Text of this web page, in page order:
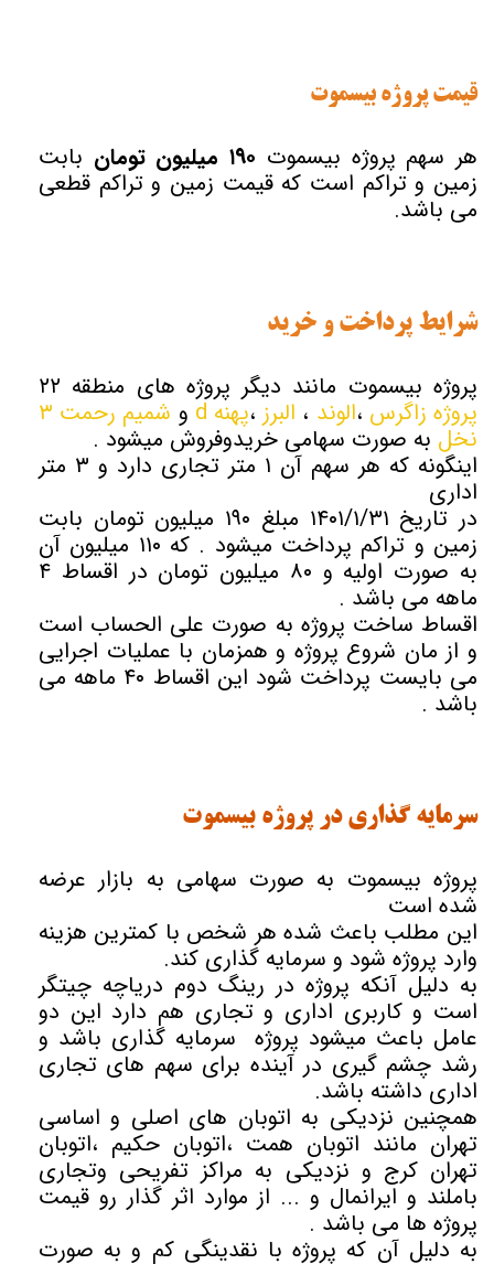
قیمت پروژه بیسموت
هر سهم پروژه بیسموت ۱۹۰ میلیون تومان بابت
زمین و تراکم است که قیمت زمین و تراکم قطعی
می باشد.
شرایط پرداخت و خرید
پروژه بیسموت مانند دیگر پروژه های منطقه ۲۲
پروژه زاگرس ،الوند ، البرز ،پهنه d و شمیم رحمت ۳
نخل به صورت سهامی خریدوفروش میشود .
اینگونه که هر سهم آن ۱ متر تجاری دارد و ۳ متر
اداری
در تاریخ ۱۴۰۱/۱/۳۱ مبلغ ۱۹۰ میلیون تومان بابت
زمین و تراکم پرداخت میشود . که ۱۱۰ میلیون آن
به صورت اولیه و ۸۰ میلیون تومان در اقساط ۴
ماهه می باشد .
اقساط ساخت پروژه به صورت علی الحساب است
و از مان شروع پروژه و همزمان با عملیات اجرایی
می بایست پرداخت شود این اقساط ۴۰ ماهه می
باشد .
سرمایه گذاری در پروژه بیسموت
پروژه بیسموت به صورت سهامی به بازار عرضه
شده است
این مطلب باعث شده هر شخص با کمترین هزینه
وارد پروژه شود و سرمایه گذاری کند.
به دلیل آنکه پروژه در رینگ دوم دریاچه چیتگر
است و کاربری اداری و تجاری هم دارد این دو
عامل باعث میشود پروژه سرمایه گذاری باشد و
رشد چشم گیری در آینده برای سهم های تجاری
اداری داشته باشد.
همچنین نزدیکی به اتوبان های اصلی و اساسی
تهران مانند اتوبان همت ،اتوبان حکیم ،اتوبان
تهران کرج و نزدیکی به مراکز تفریحی وتجاری
باملند و ایرانمال و ...‌ از موارد اثر گذار رو قیمت
پروژه ها می باشد .
به دلیل آن که پروژه با نقدینگی کم و به صورت